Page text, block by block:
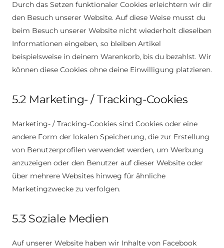
Durch das Setzen funktionaler Cookies erleichtern wir dir
den Besuch unserer Website. Auf diese Weise musst du
beim Besuch unserer Website nicht wiederholt dieselben
Informationen eingeben, so bleiben Artikel
beispielsweise in deinem Warenkorb, bis du bezahlst. Wir
können diese Cookies ohne deine Einwilligung platzieren.
5.2 Marketing- / Tracking-Cookies
Marketing- / Tracking-Cookies sind Cookies oder eine
andere Form der lokalen Speicherung, die zur Erstellung
von Benutzerprofilen verwendet werden, um Werbung
anzuzeigen oder den Benutzer auf dieser Website oder
über mehrere Websites hinweg für ähnliche
Marketingzwecke zu verfolgen.
5.3 Soziale Medien
Auf unserer Website haben wir Inhalte von Facebook